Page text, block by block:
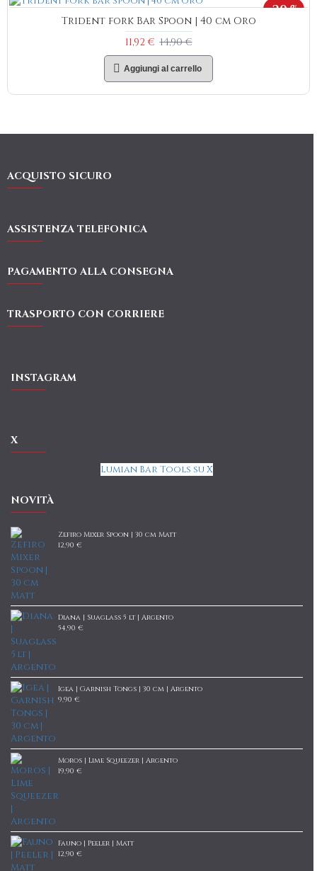
-20 %
Trident fork Bar Spoon | 40 cm Oro
11,92 € 14,90 €
Aggiungi al carrello
ACQUISTO SICURO
ASSISTENZA TELEFONICA
PAGAMENTO ALLA CONSEGNA
TRASPORTO CON CORRIERE
INSTAGRAM
X
Lumian Bar Tools su X
NOVITÀ
Zefiro Mixer Spoon | 30 cm Matt
12,90 €
Diana | Suaglass 5 lt | Argento
54,90 €
Igea | Garnish Tongs | 30 cm | Argento
9,90 €
Moros | Lime Squeezer | Argento
19,90 €
Fauno | Peeler | Matt
12,90 €